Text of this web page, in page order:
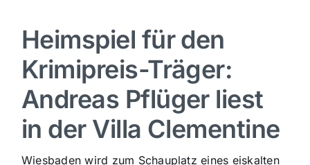
Politik
Sport
Heimspiel für den
Krimipreis-Träger:
Andreas Pflüger liest
in der Villa Clementine
Wiesbaden wird zum Schauplatz eines eiskalten